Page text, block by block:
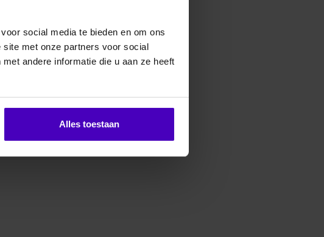
social media te bieden en om ons
met onze partners voor social
andere informatie die u aan ze heeft
Alles toestaan